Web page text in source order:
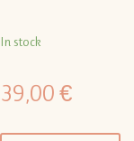
In stock
39,00 €